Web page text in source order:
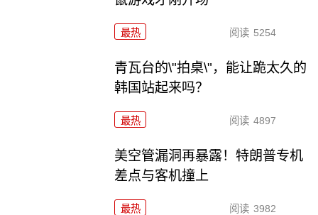
最热 阅读 5254
青瓦台的\"拍桌\"，能让跪太久的
韩国站起来吗？
最热 阅读 4897
美空管漏洞再暴露！特朗普专机
差点与客机撞上
最热 阅读 3982